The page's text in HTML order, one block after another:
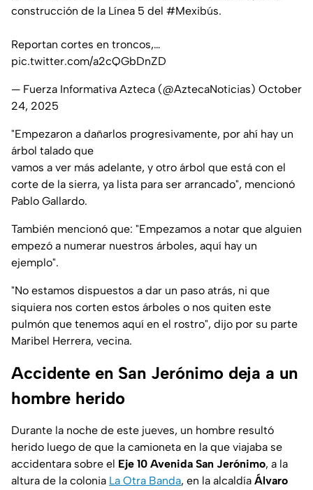
construcción de la Línea 5 del #Mexibús.
Reportan cortes en troncos,…
pic.twitter.com/a2cQGbDnZD
— Fuerza Informativa Azteca (@AztecaNoticias) October
24, 2025
"Empezaron a dañarlos progresivamente, por ahí hay un
árbol talado que
vamos a ver más adelante, y otro árbol que está con el
corte de la sierra, ya lista para ser arrancado", mencionó
Pablo Gallardo.
También mencionó que: "Empezamos a notar que alguien
empezó a numerar nuestros árboles, aquí hay un
ejemplo".
"No estamos dispuestos a dar un paso atrás, ni que
siquiera nos corten estos árboles o nos quiten este
pulmón que tenemos aquí en el rostro", dijo por su parte
Maribel Herrera, vecina.
Accidente en San Jerónimo deja a un
hombre herido
Durante la noche de este jueves, un hombre resultó
herido luego de que la camioneta en la que viajaba se
accidentara sobre el Eje 10 Avenida San Jerónimo, a la
altura de la colonia La Otra Banda, en la alcaldía Álvaro